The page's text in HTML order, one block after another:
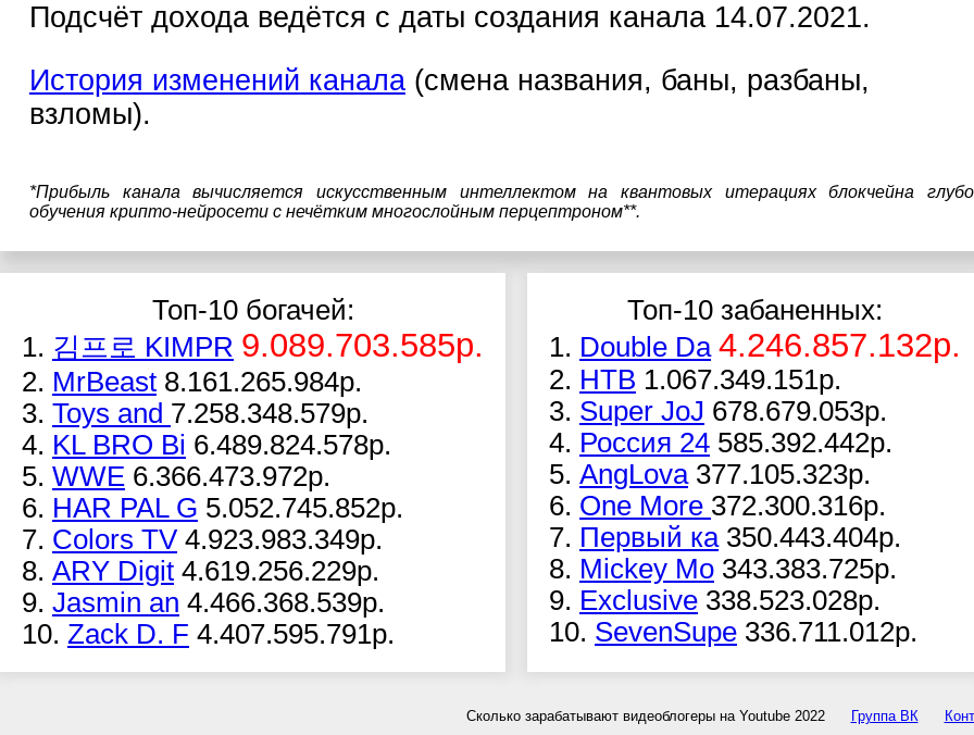
Подсчёт дохода ведётся с даты создания канала 14.07.2021.
История изменений канала(смена названия, баны, разбаны,
взломы).
*Прибыль канала вычисляется искусственным интеллектом на квантовых итерациях блокчейна
обучения крипто-нейросети с нечётким многослойным перцептроном**.
Топ-10 богачей:
1. 김프로 KIMPR 9.089.703.585р.
2. MrBeast 8.161.265.984р.
3. Toys and 7.258.348.579р.
4. KL BRO Bi 6.489.824.578р.
5. WWE 6.366.473.972р.
6. HAR PAL G 5.052.745.852р.
7. Colors TV 4.923.983.349р.
8. ARY Digit 4.619.256.229р.
9. Jasmin an 4.466.368.539р.
10. Zack D. F 4.407.595.791р.
Топ-10 забаненных:
1. Double Da 4.246.857.132р.
2. НТВ 1.067.349.151р.
3. Super JoJ 678.679.053р.
4. Россия 24 585.392.442р.
5. AngLova 377.105.323р.
6. One More 372.300.316р.
7. Первый ка 350.443.404р.
8. Mickey Mo 343.383.725р.
9. Exclusive 338.523.028р.
10. SevenSupe 336.711.012р.
Сколько зарабатывают видеоблогеры на Youtube 2022 Группа ВК